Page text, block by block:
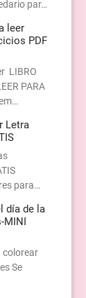
par…
leer
PDF
LIBRO
PARA
Letra
para…
día de la
MINI
colorear
Se